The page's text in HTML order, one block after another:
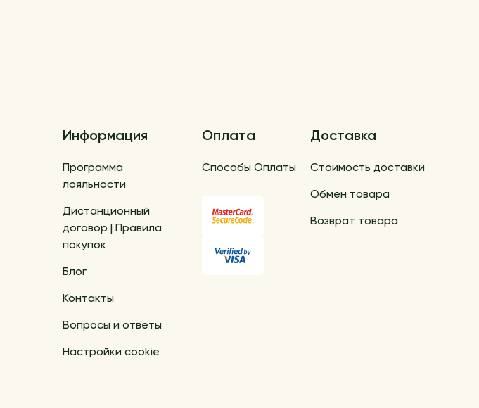
Информация
Программа
лояльности
Дистанционный
договор | Правила
покупок
Блог
Контакты
Вопросы и ответы
Настройки cookie
Оплата
Способы Оплаты
Доставка
Стоимость доставки
Обмен товара
Возврат товара